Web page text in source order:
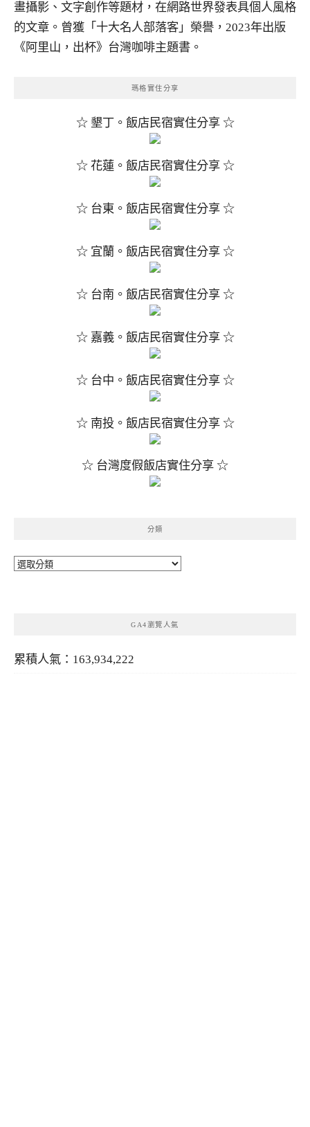
畫攝影、文字創作等題材，在網路世界發表具個人風格
的文章。曾獲「十大名人部落客」榮譽，2023年出版
《阿里山，出杯》台灣咖啡主題書。
瑪格實住分享
☆ 墾丁。飯店民宿實住分享 ☆
☆ 花蓮。飯店民宿實住分享 ☆
☆ 台東。飯店民宿實住分享 ☆
☆ 宜蘭。飯店民宿實住分享 ☆
☆ 台南。飯店民宿實住分享 ☆
☆ 嘉義。飯店民宿實住分享 ☆
☆ 台中。飯店民宿實住分享 ☆
☆ 南投。飯店民宿實住分享 ☆
☆ 台灣度假飯店實住分享 ☆
分類
分
GA4瀏覽人氣
累積人氣：163,934,222